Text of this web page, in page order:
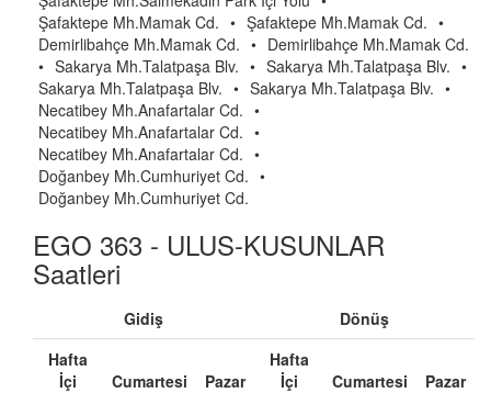
Şafaktepe Mh.Mamak Cd. • Şafaktepe Mh.Mamak Cd. •
Demirlibahçe Mh.Mamak Cd. • Demirlibahçe Mh.Mamak Cd.
• Sakarya Mh.Talatpaşa Blv. • Sakarya Mh.Talatpaşa Blv. •
Sakarya Mh.Talatpaşa Blv. • Sakarya Mh.Talatpaşa Blv. •
Necatibey Mh.Anafartalar Cd. •
Necatibey Mh.Anafartalar Cd. •
Necatibey Mh.Anafartalar Cd. •
Doğanbey Mh.Cumhuriyet Cd. •
Doğanbey Mh.Cumhuriyet Cd.
EGO 363 - ULUS-KUSUNLAR
Saatleri
Gidiş
Dönüş
Hafta
İçi
Cumartesi Pazar
Hafta
İçi
Cumartesi
Pazar